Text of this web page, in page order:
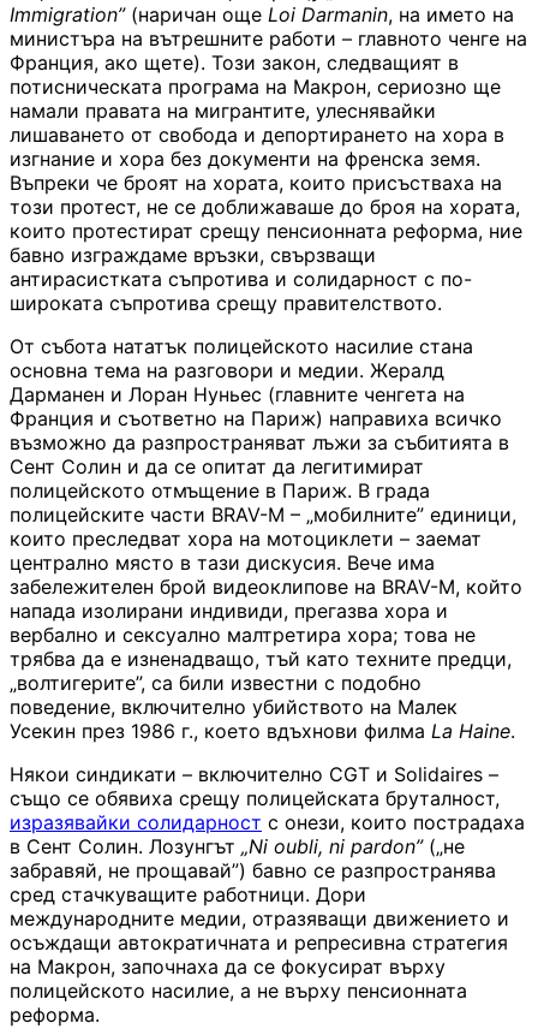
Immigration”(наричан още Loi Darmanin, на името на
министъра на вътрешните работи – главното ченге на
Франция, ако щете). Този закон, следващият в
потисническата програма на Макрон, сериозно ще
намали правата на мигрантите, улеснявайки
лишаването от свобода и депортирането на хора в
изгнание и хора без документи на френска земя.
Въпреки че броят на хората, които присъстваха на
този протест, не се доближаваше до броя на хората,
които протестират срещу пенсионната реформа, ние
бавно изграждаме връзки, свързващи
антирасистката съпротива и солидарност с по-
широката съпротива срещу правителството.
От събота нататък полицейското насилие стана
основна тема на разговори и медии. Жералд
Дарманен и Лоран Нуньес (главните ченгета на
Франция и съответно на Париж) направиха всичко
възможно да разпространяват лъжи за събитията в
Сент Солин и да се опитат да легитимират
полицейското отмъщение в Париж. В града
полицейските части BRAV-M – „мобилните” единици,
които преследват хора на мотоциклети – заемат
централно място в тази дискусия. Вече има
забележителен брой видеоклипове на BRAV-M, който
напада изолирани индивиди, прегазва хора и
вербално и сексуално малтретира хора; това не
трябва да е изненадващо, тъй като техните предци,
„волтигерите”, са били известни с подобно
поведение, включително убийството на Малек
Усекин през 1986 г., което вдъхнови филма La Haine.
Някои синдикати – включително CGT и Solidaires –
също се обявиха срещу полицейската бруталност,
изразявайки солидарност с онези, които пострадаха
в Сент Солин. Лозунгът „Ni oubli, ni pardon”(„не
забравяй, не прощавай”) бавно се разпространява
сред стачкуващите работници. Дори
международните медии, отразяващи движението и
осъждащи автократичната и репресивна стратегия
на Макрон, започнаха да се фокусират върху
полицейското насилие, а не върху пенсионната
реформа.